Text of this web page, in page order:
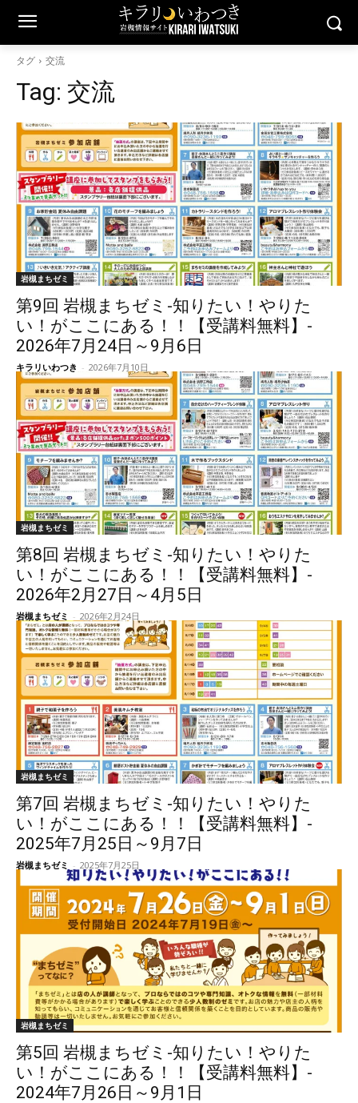
タグ 交流
Tag: 交流
岩槻まちゼミ
第9回 岩槻まちゼミ-知りたい！やりた
い！がここにある！！【受講料無料】-
2026年7月24日～9月6日
キラリいわつき - 2026年7月10日
岩槻まちゼミ
第8回 岩槻まちゼミ-知りたい！やりた
い！がここにある！！【受講料無料】-
2026年2月27日～4月5日
岩槻まちゼミ - 2026年2月24日
岩槻まちゼミ
第7回 岩槻まちゼミ-知りたい！やりた
い！がここにある！！【受講料無料】-
2025年7月25日～9月7日
岩槻まちゼミ - 2025年7月25日
岩槻まちゼミ
第5回 岩槻まちゼミ-知りたい！やりた
い！がここにある！！【受講料無料】-
2024年7月26日～9月1日